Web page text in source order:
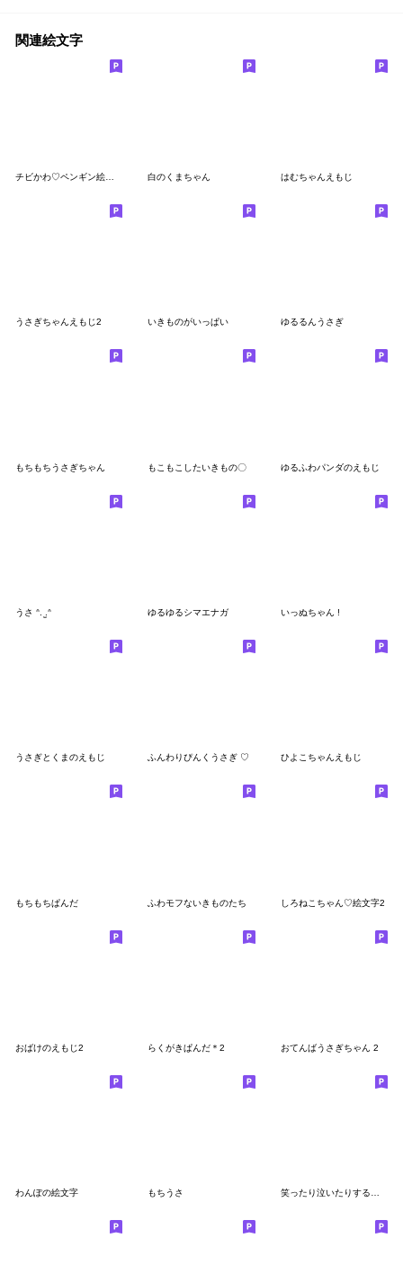
関連絵文字
白のくまちゃん はむちゃんえもじ
うさぎちゃんえもじ2 いきものがいっぱい ゆるるんうさぎ
もちもちうさぎちゃん もこもこしたいきもの〇 ゆるふわパンダのえもじ
うさ ᐢ. ̫.ᐢ ゆるゆるシマエナガ いっぬちゃん !
うさぎとくまのえもじ ふんわりぴんくうさぎ ♡ ひよこちゃんえもじ
もちもちぱんだ ふわモフないきものたち しろねこちゃん♡絵文字2
おばけのえもじ2 らくがきぱんだ＊2 おてんばうさぎちゃん 2
わんぽの絵文字 もちうさ 笑ったり泣いたりするもちねこ絵文字